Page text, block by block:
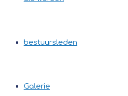
bestuursleden
Galerie